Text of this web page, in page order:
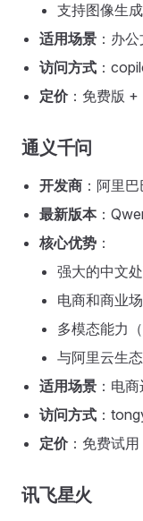
支持图像生
适用场景 ：办
访问方式 ：
定价：免费版 +
通义千问
开发商 ：阿里巴
最新版本：
核心优势 ：
强大的中文
电商和商业
多模态能力
与阿里云生
适用场景 ：电
访问方式 ：
定价：免费试用
讯飞星火